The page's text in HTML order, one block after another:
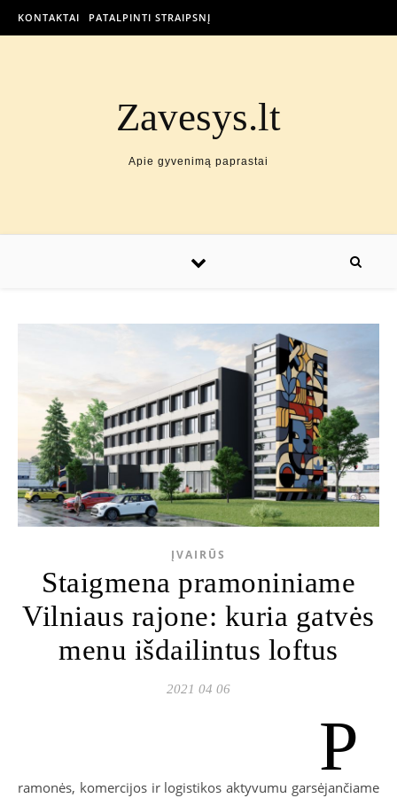
KONTAKTAI PATALPINTI STRAIPSNĮ
Zavesys.lt
Apie gyvenimą paprastai
ĮVAIRŪS
Staigmena pramoniniame
Vilniaus rajone: kuria gatvės
menu išdailintus loftus
2021 04 06
P
ramonės, komercijos ir logistikos aktyvumu garsėjančiame